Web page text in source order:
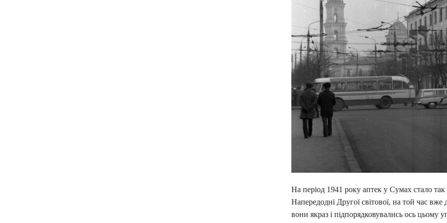
На період 1941 року аптек у Сумах стало так
Напередодні Другої світової, на той час
вони якраз і підпорядковувались ось